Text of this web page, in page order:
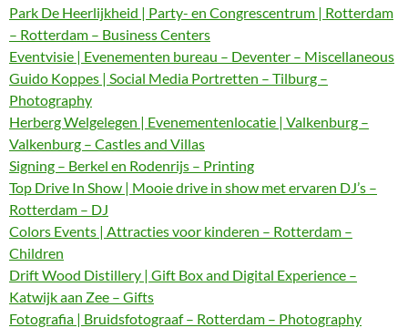
Park De Heerlijkheid | Party- en Congrescentrum | Rotterdam
– Rotterdam – Business Centers
Eventvisie | Evenementen bureau – Deventer – Miscellaneous
Guido Koppes | Social Media Portretten – Tilburg –
Photography
Herberg Welgelegen | Evenementenlocatie | Valkenburg –
Valkenburg – Castles and Villas
Signing – Berkel en Rodenrijs – Printing
Top Drive In Show | Mooie drive in show met ervaren DJ’s –
Rotterdam – DJ
Colors Events | Attracties voor kinderen – Rotterdam –
Children
Drift Wood Distillery | Gift Box and Digital Experience –
Katwijk aan Zee – Gifts
Fotografia | Bruidsfotograaf – Rotterdam – Photography